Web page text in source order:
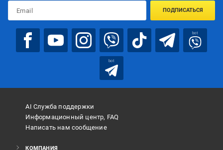
ПОДПИСАТЬСЯ
bot
bot
AI Служба поддержки
Информационный центр, FAQ
Написать нам сообщение
КОМПАНИЯ